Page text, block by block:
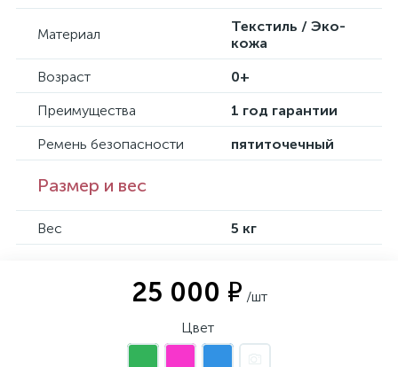
Материал
Текстиль / Эко-
кожа
Возраст
0+
Преимущества
1 год гарантии
Ремень безопасности
пятиточечный
Размер и вес
Вес 5 кг
25 000 ₽ /шт
Цвет